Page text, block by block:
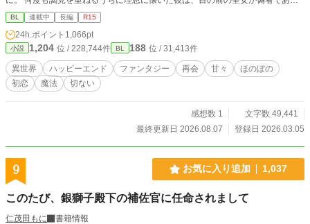
ことに気付かぬまま、やがて理恩に求愛するが……。 数年後、アルゼノール王
国を出て世界中を巡っていた理恩は、とある国でイヴァンと再会する。 彼の知
る聖女は自分だったのだと言い出せぬまま、理恩はイヴァンと交流を続けること
になって――？ ☆旧タイトル『聖女を演じた巻き添え兄は、王弟殿下の求愛か
ら逃げられない』から改題しました(3/25)
BL 連載中 長編 R15
24h.ポイント 1,066pt
小説 1,204 位 / 228,744件 BL 188 位 / 31,413件
異世界 ハッピーエンド ファンタジー 再会 甘々
ほのぼの
初恋
魔法 切ない
感想数 1
文字数 49,441
最終更新日 2026.08.07
登録日 2026.03.05
9 お気に入り追加 1,037
このたび、銀獅子殿下の補佐官に任命されまして
仁茂田もに
書籍情報